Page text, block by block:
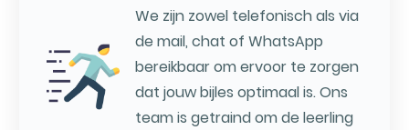
We zijn zowel telefonisch als via
de mail, chat of WhatsApp
bereikbaar om ervoor te zorgen
dat jouw bijles optimaal is. Ons
team is getraind om de leerling